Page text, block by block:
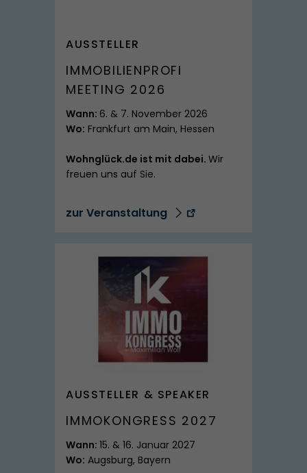
SPITZMARKE
AUSSTELLER
IMMOBILIENPROFI
MEETING 2026
Wann: 6. & 7. November 2026
Wo: Frankfurt am Main, Hessen
Wohnglück.de ist mit dabei. Wir
freuen uns auf Sie.
zur Veranstaltung
SPITZMARKE
AUSSTELLER & SPEAKER
IMMOKONGRESS 2027
Wann: 15. & 16. Januar 2027
Wo: Augsburg, Bayern